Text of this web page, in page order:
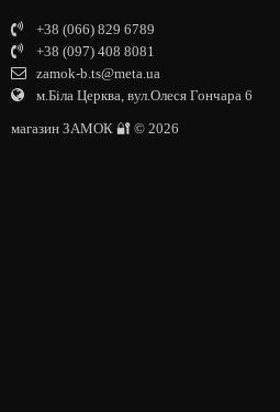
+38 (066) 829 6789
+38 (097) 408 8081
zamok-b.ts@meta.ua
м.Біла Церква, вул.Олеся Гончара 6
магазин ЗАМОК 🔐 © 2026